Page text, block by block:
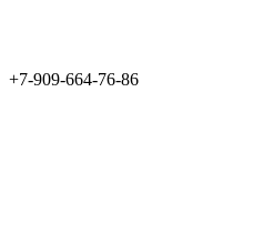
+7-909-664-76-86